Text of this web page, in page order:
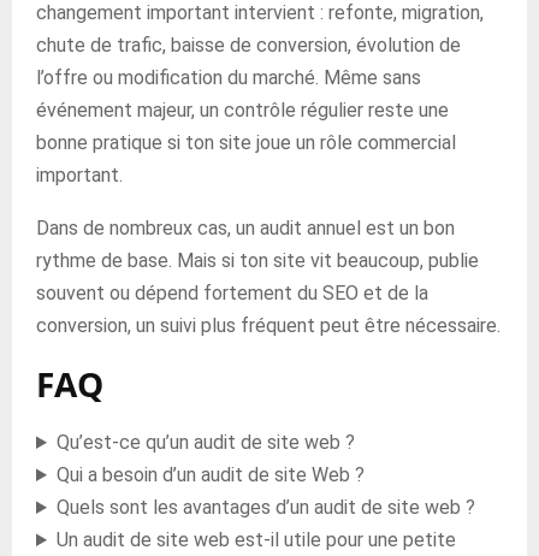
changement important intervient : refonte, migration,
chute de trafic, baisse de conversion, évolution de
l’offre ou modification du marché. Même sans
événement majeur, un contrôle régulier reste une
bonne pratique si ton site joue un rôle commercial
important.
Dans de nombreux cas, un audit annuel est un bon
rythme de base. Mais si ton site vit beaucoup, publie
souvent ou dépend fortement du SEO et de la
conversion, un suivi plus fréquent peut être nécessaire.
FAQ
Qu’est-ce qu’un audit de site web ?
Qui a besoin d’un audit de site Web ?
Quels sont les avantages d’un audit de site web ?
Un audit de site web est-il utile pour une petite